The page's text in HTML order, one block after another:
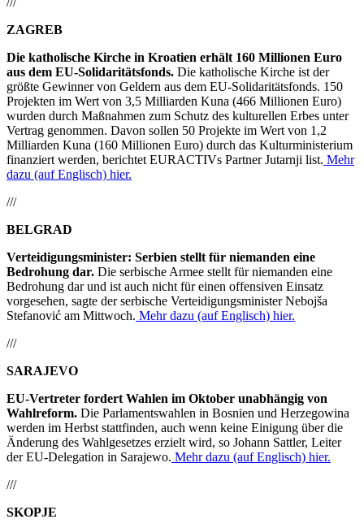
ZAGREB
Die katholische Kirche in Kroatien erhält 160 Millionen Euro
aus dem EU-Solidaritätsfonds. Die katholische Kirche ist der
größte Gewinner von Geldern aus dem EU-Solidaritätsfonds. 150
Projekten im Wert von 3,5 Milliarden Kuna (466 Millionen Euro)
wurden durch Maßnahmen zum Schutz des kulturellen Erbes unter
Vertrag genommen. Davon sollen 50 Projekte im Wert von 1,2
Milliarden Kuna (160 Millionen Euro) durch das Kulturministerium
finanziert werden, berichtet EURACTIVs Partner Jutarnji list. Mehr
dazu (auf Englisch) hier.
///
BELGRAD
Verteidigungsminister: Serbien stellt für niemanden eine
Bedrohung dar. Die serbische Armee stellt für niemanden eine
Bedrohung dar und ist auch nicht für einen offensiven Einsatz
vorgesehen, sagte der serbische Verteidigungsminister Nebojša
Stefanović am Mittwoch. Mehr dazu (auf Englisch) hier.
///
SARAJEVO
EU-Vertreter fordert Wahlen im Oktober unabhängig von
Wahlreform. Die Parlamentswahlen in Bosnien und Herzegowina
werden im Herbst stattfinden, auch wenn keine Einigung über die
Änderung des Wahlgesetzes erzielt wird, so Johann Sattler, Leiter
der EU-Delegation in Sarajewo. Mehr dazu (auf Englisch) hier.
///
SKOPJE